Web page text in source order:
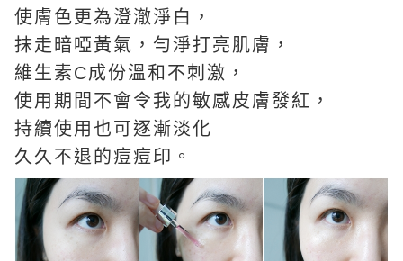
使膚色更為澄澈淨白，
抹走暗啞黃氣，勻淨打亮肌膚，
維生素C成份溫和不刺激，
使用期間不會令我的敏感皮膚發紅，
持續使用也可逐漸淡化
久久不退的痘痘印。